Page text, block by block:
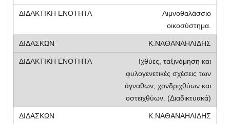
Λιμνοθαλάσσιο
οικοσύστημα.
Κ.ΝΑΘΑΝΑΗΛΙΔΗΣ
Ιχθύες, ταξινόμηση και
φυλογενετικές σχέσεις των
άγναθων, χονδριχθύων και
οστεϊχθύων. (Διαδικτυακά)
Κ.ΝΑΘΑΝΑΗΛΙΔΗΣ